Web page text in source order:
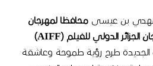
مهدي بن عيسىمحافظا لمهرجان
الجزائر الدولي للفيلم (AIFF)
طرح رؤية طموحة وعاشقة